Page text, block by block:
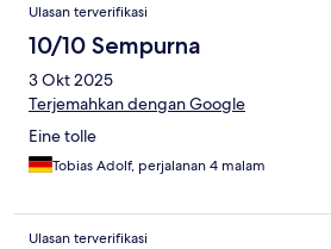
Ulasan terverifikasi
10/10 Sempurna
3 Okt 2025
Terjemahkan dengan Google
Eine tolle
Tobias Adolf, perjalanan 4 malam
Ulasan terverifikasi